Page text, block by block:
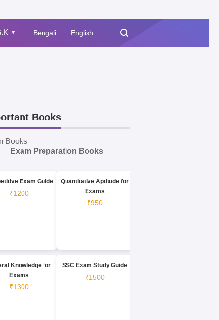
▲ Bengali English
Books
Books
Exam Preparation Books
Exam Guide
₹1200
Quantitative Aptitude for
Exams
₹950
Knowledge for
Exams
₹1300
SSC Exam Study Guide
₹1500